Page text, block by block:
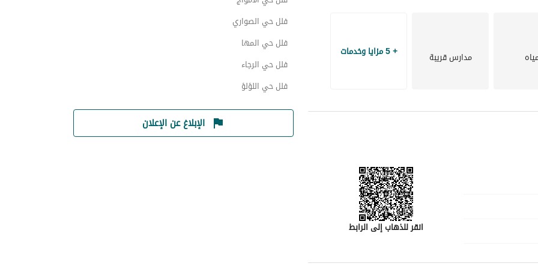
مدارس قريبة + 5 مزايا وخدمات
انقر للذهاب إلى الرابط
فلل حي الصواري
فلل حي المها
فلل حي الرجاء
فلل حي اللؤلؤ
الإبلاغ عن الإعلان